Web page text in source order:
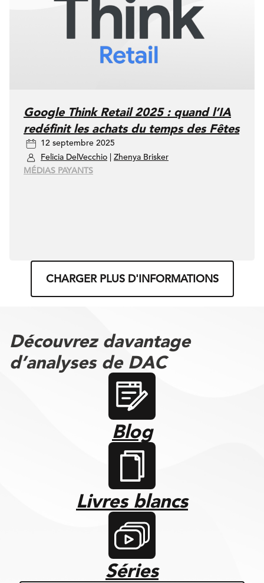
Google Think Retail 2025 : quand l’IA
redéfinit les achats du temps des Fêtes
12 septembre 2025
Felicia DelVecchio
Zhenya Brisker
MÉDIAS PAYANTS
CHARGER PLUS D'INFORMATIONS
Découvrez davantage
d’analyses de DAC
Blog
Livres blancs
Séries